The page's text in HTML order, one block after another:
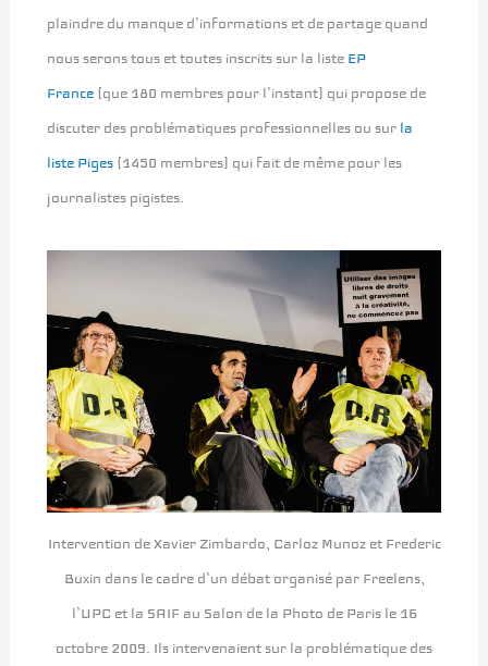
plaindre du manque d’informations et de partage quand
nous serons tous et toutes inscrits sur la liste EP
France (que 180 membres pour l’instant) qui propose de
discuter des problématiques professionnelles ou sur la
liste Piges (1450 membres) qui fait de même pour les
journalistes pigistes.
Intervention de Xavier Zimbardo, Carloz Munoz et Frederic
Buxin dans le cadre d’un débat organisé par Freelens,
l’UPC et la SAIF au Salon de la Photo de Paris le 16
octobre 2009. Ils intervenaient sur la problématique des